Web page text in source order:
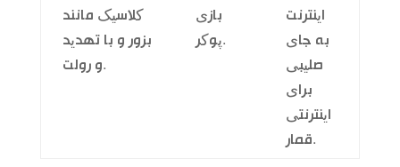
کلاسیک مانند
بزور و با تهدید
و رولت.
بازی
پوکر.
اینترنت
به جای
صلیبی
برای
اینترنتی
قمار.